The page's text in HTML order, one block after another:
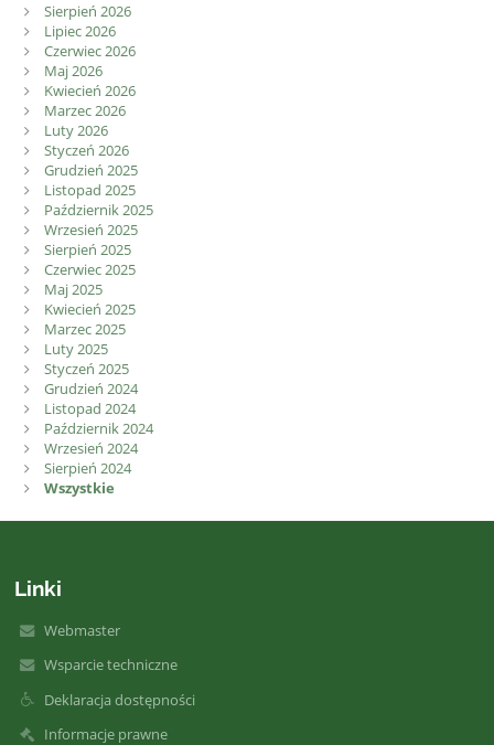
Sierpień 2026
Lipiec 2026
Czerwiec 2026
Maj 2026
Kwiecień 2026
Marzec 2026
Luty 2026
Styczeń 2026
Grudzień 2025
Listopad 2025
Październik 2025
Wrzesień 2025
Sierpień 2025
Czerwiec 2025
Maj 2025
Kwiecień 2025
Marzec 2025
Luty 2025
Styczeń 2025
Grudzień 2024
Listopad 2024
Październik 2024
Wrzesień 2024
Sierpień 2024
Wszystkie
Linki
Webmaster
Wsparcie techniczne
Deklaracja dostępności
Informacje prawne